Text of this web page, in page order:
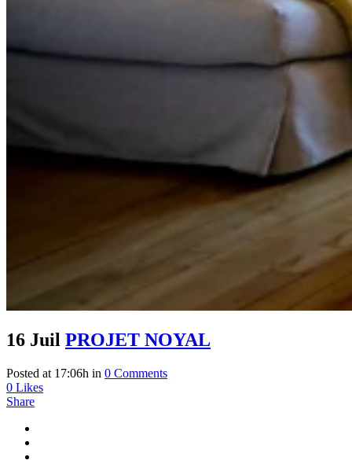
16 Juil PROJET NOYAL
Posted at 17:06h in 0 Comments
0 Likes
Share